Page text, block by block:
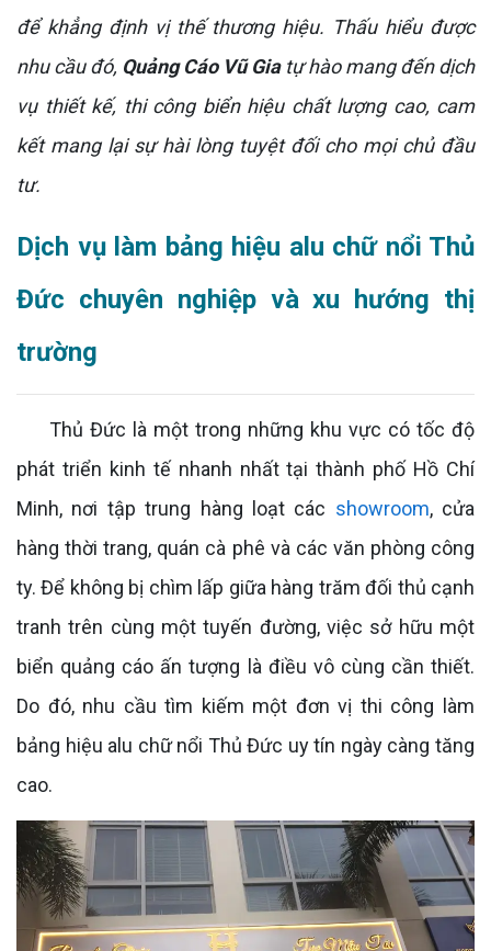
để khẳng định vị thế thương hiệu. Thấu hiểu được
nhu cầu đó, Quảng Cáo Vũ Giatự hào mang đến dịch
vụ thiết kế, thi công biển hiệu chất lượng cao, cam
kết mang lại sự hài lòng tuyệt đối cho mọi chủ đầu
tư.
Dịch vụ làm bảng hiệu alu chữ nổi Thủ
Đức chuyên nghiệp và xu hướng thị
trường
Thủ Đức là một trong những khu vực có tốc độ
phát triển kinh tế nhanh nhất tại thành phố Hồ Chí
Minh, nơi tập trung hàng loạt các showroom, cửa
hàng thời trang, quán cà phê và các văn phòng công
ty. Để không bị chìm lấp giữa hàng trăm đối thủ cạnh
tranh trên cùng một tuyến đường, việc sở hữu một
biển quảng cáo ấn tượng là điều vô cùng cần thiết.
Do đó, nhu cầu tìm kiếm một đơn vị thi công làm
bảng hiệu alu chữ nổi Thủ Đức uy tín ngày càng tăng
cao.